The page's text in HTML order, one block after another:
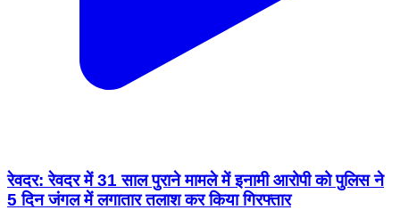
रेवदर: रेवदर में 31 साल पुराने मामले में इनामी आरोपी को पुलिस ने
5 दिन जंगल में लगातार तलाश कर किया गिरफ्तार